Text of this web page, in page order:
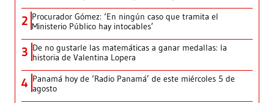
2 Procurador Gómez: ‘En ningún caso que tramita el
Ministerio Público hay intocables’
3 De no gustarle las matemáticas a ganar medallas: la
historia de Valentina Lopera
4 Panamá hoy de ‘Radio Panamá’ de este miércoles 5 de
agosto